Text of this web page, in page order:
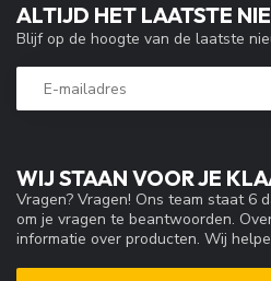
WIJ STAAN VOOR JE
Vragen? Vragen! Ons team staat 6
om je vragen te beantwoorden.
informatie over producten. Wij
ALTIJD HET LAATSTE
Blijf op de hoogte van de laatste